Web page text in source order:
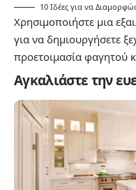
10 Ιδέες για να
Χρησιμοποιήστε μια
για να δημιουργήσετε
προετοιμασία φαγητού
Αγκαλιάστε την